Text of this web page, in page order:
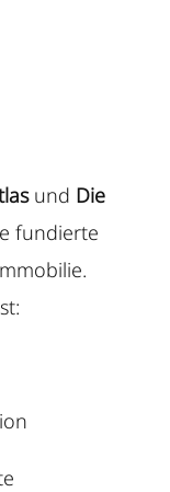
und Die
fundierte